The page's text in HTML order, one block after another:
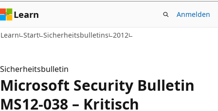
Learn Anmelden
Learn Start Sicherheitsbulletins 2012
Sicherheitsbulletin
Microsoft Security Bulletin
MS12-038 – Kritisch